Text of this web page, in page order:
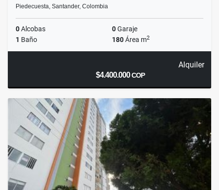
Piedecuesta, Santander, Colombia
0Alcobas 0Garaje
1 Baño 180Área m2
Alquiler
$4.400.000COP